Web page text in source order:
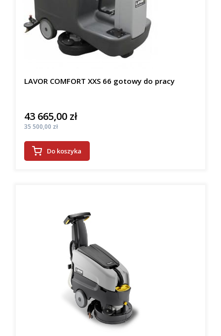
LAVOR COMFORT XXS 66 gotowy do pracy
Cena
43 665,00 zł
Cena
35 500,00 zł
Do koszyka